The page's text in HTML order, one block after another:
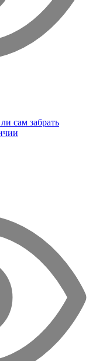
сам забрать